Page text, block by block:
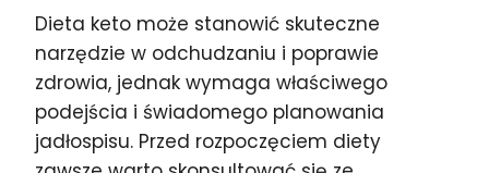
Dieta keto może stanowić skuteczne
narzędzie w odchudzaniu i poprawie
zdrowia, jednak wymaga właściwego
podejścia i świadomego planowania
jadłospisu. Przed rozpoczęciem diety